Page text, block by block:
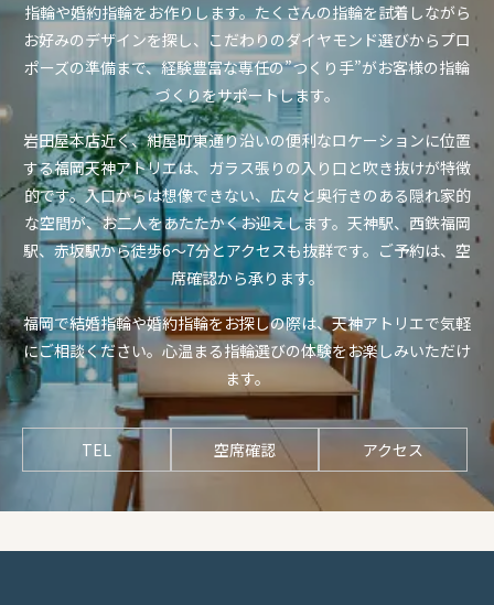
指輪や婚約指輪をお作りします。たくさんの指輪を試着しながら
お好みのデザインを探し、こだわりのダイヤモンド選びからプロ
ポーズの準備まで、経験豊富な専任の”つくり手”がお客様の指輪
づくりをサポートします。
岩田屋本店近く、紺屋町東通り沿いの便利なロケーションに位置
する福岡天神アトリエは、ガラス張りの入り口と吹き抜けが特徴
的です。入口からは想像できない、広々と奥行きのある隠れ家的
な空間が、お二人をあたたかくお迎えします。天神駅、西鉄福岡
駅、赤坂駅から徒歩6〜7分とアクセスも抜群です。ご予約は、空
席確認から承ります。
福岡で結婚指輪や婚約指輪をお探しの際は、天神アトリエで気軽
にご相談ください。心温まる指輪選びの体験をお楽しみいただけ
ます。
TEL 空席確認 アクセス